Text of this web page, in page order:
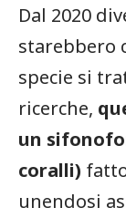
Dal 2020
starebbero
specie si
ricerche,
un
coralli)
unendosi